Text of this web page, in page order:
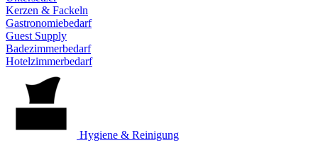
Kerzen & Fackeln
Gastronomiebedarf
Guest Supply
Badezimmerbedarf
Hotelzimmerbedarf
Hygiene & Reinigung